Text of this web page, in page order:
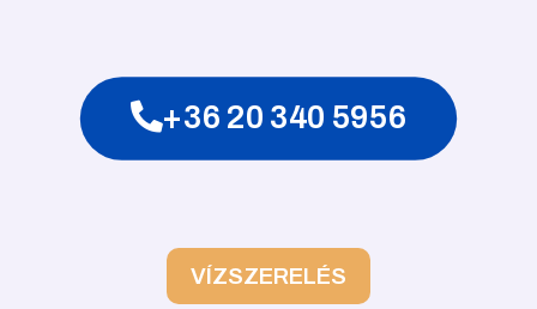
+36 20 340 5956
VÍZSZERELÉS